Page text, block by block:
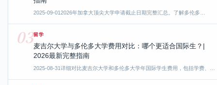
2025-09-012026年加拿大顶尖大学申请截止日期完整汇总。了解多伦多…
03留学
麦吉尔大学与多伦多大学费用对比：哪个更适合国际生？|
2026最新完整指南
2025-08-31详细对比麦吉尔大学和多伦多大学年国际学生费用，包括学费、…